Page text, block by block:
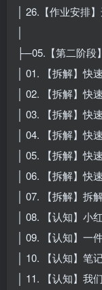
│ 26.【作业安排
├─05.【第二阶段
│ 01. 【拆解】快
│ 02. 【拆解】快
│ 03. 【拆解】快
│ 04. 【拆解】快
│ 05. 【拆解】快
│ 06. 【拆解】快
│ 07. 【拆解】拆
│ 08. 【认知】小
│ 09. 【认知】
│ 10. 【认知】
│ 11. 【认知】我